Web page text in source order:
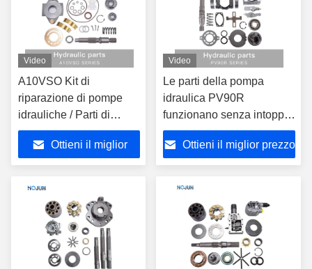
Video
A10VSO Kit di
riparazione di pompe
idrauliche / Parti di
pompe Ingegneria di
precisioneOttieni il miglior
Video
Le parti della pompa
idraulica PV90R
funzionano senza intoppi
ed efficientemente
Ottieni il miglior prezzo